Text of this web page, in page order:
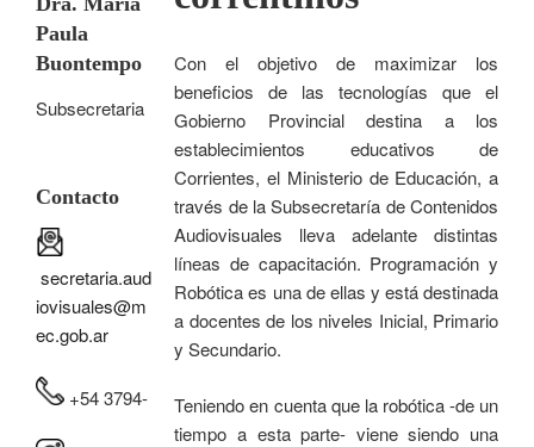
Con el objetivo de maximizar los
beneficios de las tecnologías que el
Gobierno Provincial destina a los
establecimientos educativos de
Corrientes, el Ministerio de Educación, a
través de la Subsecretaría de Contenidos
Audiovisuales lleva adelante distintas
líneas de capacitación. Programación y
Robótica es una de ellas y está destinada
a docentes de los niveles Inicial, Primario
y Secundario.
Teniendo en cuenta que la robótica -de un
tiempo a esta parte- viene siendo una
Paula
Buontempo
Subsecretaria
Contacto
secretaria.aud
iovisuales@m
ec.gob.ar
+54 3794-